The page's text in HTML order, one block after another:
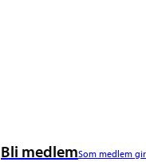
Bli medlemSom medlem